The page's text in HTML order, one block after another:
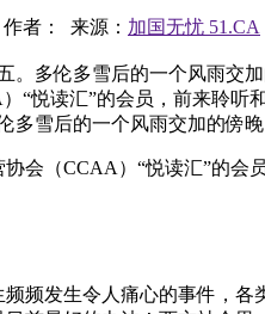
者： 来源： 加国无忧 51.CA
。多伦多雪后的一个风雨交
“悦读汇”的会员，前来聆听
多雪后的一个风雨交加的傍
会（CCAA）“悦读汇”的会
频发生令人痛心的事件，